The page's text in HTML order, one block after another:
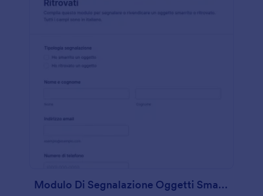
Modulo Di Segnalazione Oggetti Smarriti E Ritrovati 🧳🔍